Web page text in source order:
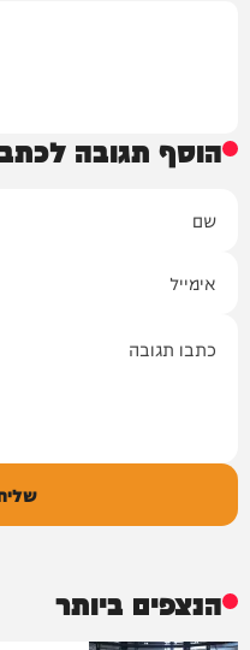
הוסף תגובה
הנצפים ביותר